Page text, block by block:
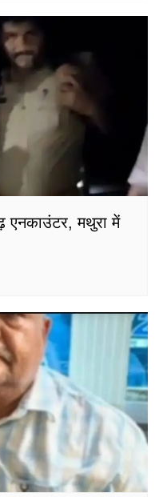
एनकाउंटर, मथुरा में